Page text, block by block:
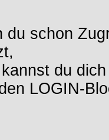
du schon
du
LOGIN-